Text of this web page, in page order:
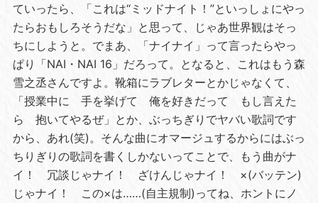
ていったら、「これは“ミッドナイト！”といっしょにやっ
たらおもしろそうだな」と思って、じゃあ世界観はそっ
ちにしようと。でまあ、「ナイナイ」って言ったらやっ
ぱり「NAI・NAI 16」だろって。となると、これはもう森
雪之丞さんですよ。靴箱にラブレターとかじゃなくて、
「授業中に 手を挙げて 俺を好きだって もし言えた
ら 抱いてやるぜ」とか、ぶっちぎりでヤバい歌詞です
から、あれ(笑)。そんな曲にオマージュするからにはぶっ
ちりぎりの歌詞を書くしかないってことで、もう曲がナ
イ！ 冗談じゃナイ！ ざけんじゃナイ！ ×(バッテン)
じゃナイ！ この×は……(自主規制)ってね、ホントにノ